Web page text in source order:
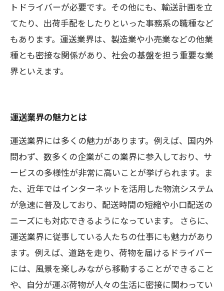
トドライバーが必要です。その他にも、輸送計画を立
てたり、出荷手配をしたりといった事務系の職種など
もあります。運送業界は、製造業や小売業などの他業
種とも密接な関係があり、社会の基盤を担う重要な業
界といえます。
運送業界の魅力とは
運送業界には多くの魅力があります。例えば、国内外
問わず、数多くの企業がこの業界に参入しており、サ
ービスの多様性が非常に高いことが挙げられます。ま
た、近年ではインターネットを活用した物流システム
が急速に普及しており、配送時間の短縮や小口配送の
ニーズにも対応できるようになっています。 さらに、
運送業界に従事している人たちの仕事にも魅力があり
ます。例えば、道路を走り、荷物を届けるドライバー
には、風景を楽しみながら移動することができること
や、自分が運ぶ荷物が人々の生活に密接に関わってい